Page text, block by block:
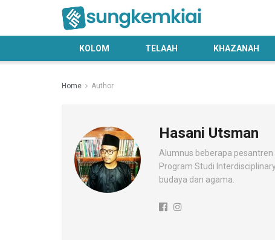
KOLOM TELAAH KHAZANAH
Home Author
Hasani Utsman
Alumnus beberapa
Program Studi
budaya dan agama.